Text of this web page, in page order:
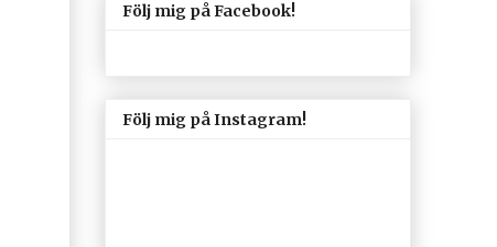
Följ mig på Facebook!
Följ mig på Instagram!